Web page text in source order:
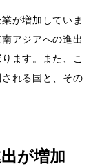
が増加していま
アジアへの進出
ます。また、こ
れる国と、その
が増加